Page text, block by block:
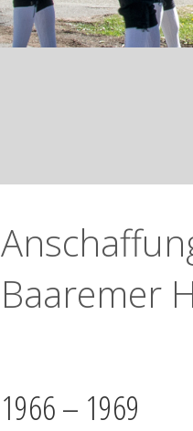
Baaremer
1966 – 1969